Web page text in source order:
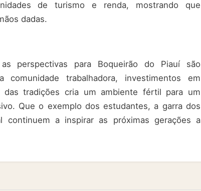
de turismo e renda, mostrando que
dadas.
perspectivas para Boqueirão do Piauí são
comunidade trabalhadora, investimentos em
tradições cria um ambiente fértil para um
Que o exemplo dos estudantes, a garra dos
a inspirar as próximas gerações a